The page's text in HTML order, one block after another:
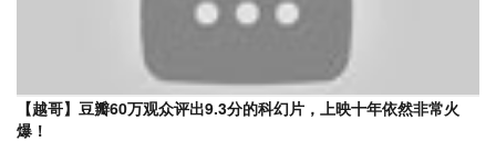
【越哥】豆瓣60万观众评出9.3分的科幻片，上映十年依然非常火
爆！